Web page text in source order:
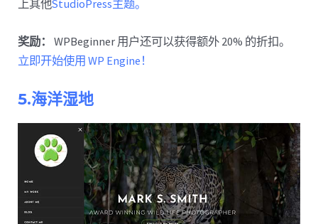
上其他StudioPress主题。
奖励：
WPBeginner 用户还可以获得额外 20% 的折扣。
立即开始使用 WP Engine！
5.海洋湿地